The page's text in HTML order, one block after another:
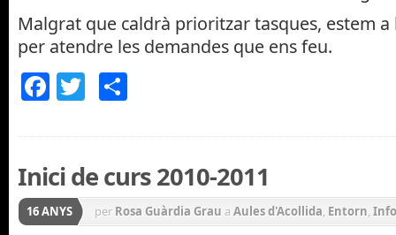
Malgrat que caldrà prioritzar tasques, estem
per atendre les demandes que ens feu.
Facebook
Twitter
Inici de curs 2010-2011
16 ANYS per Rosa Guàrdia Grau a Aules d'Acollida, Entorn,